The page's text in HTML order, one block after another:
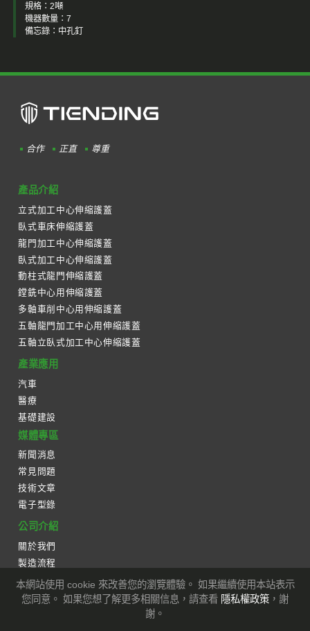
規格：2噸
機器數量：7
備忘錄：中孔釘
合作 正直 尊重
產品介紹
立式加工中心伸縮護蓋
臥式車床伸縮護蓋
龍門加工中心伸縮護蓋
臥式加工中心伸縮護蓋
動柱式龍門伸縮護蓋
鏜銑中心用伸縮護蓋
多軸車削中心用伸縮護蓋
五軸龍門加工中心用伸縮護蓋
五軸立臥式加工中心伸縮護蓋
產業應用
汽車
醫療
基礎建設
媒體專區
新聞消息
常見問題
技術文章
電子型錄
公司介紹
關於我們
製造流程
生產設備
聯絡我們
本網站使用 cookie 來改善您的瀏覽體驗。 如果繼續使用本站表示
您同意。 如果您想了解更多相關信息，請查看 隱私權政策 ，謝
謝。